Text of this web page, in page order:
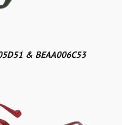
& BEAA006C53